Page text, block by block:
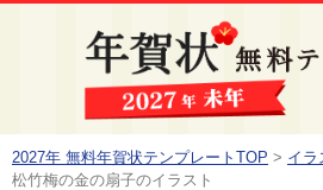
2027年 無料年賀状テンプレートTOP > イラ
松竹梅の金の扇子のイラスト